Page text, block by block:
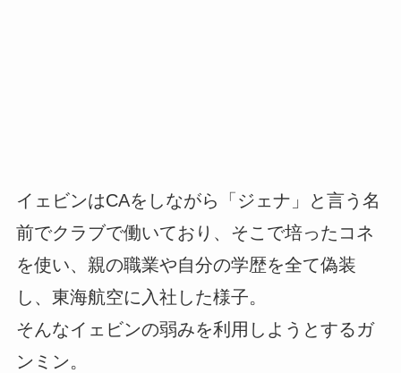
イェビンはCAをしながら「ジェナ」と言う名
前でクラブで働いており、そこで培ったコネ
を使い、親の職業や自分の学歴を全て偽装
し、東海航空に入社した様子。
そんなイェビンの弱みを利用しようとするガ
ンミン。